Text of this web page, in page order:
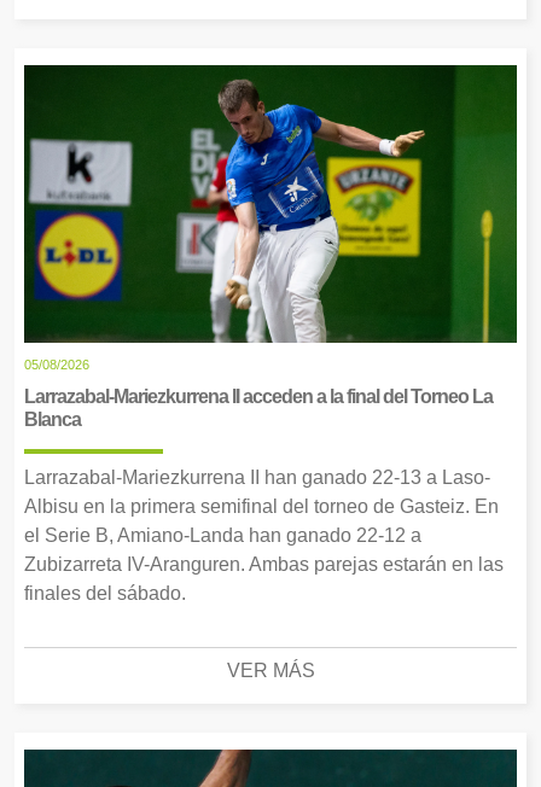
05/08/2026
Larrazabal-Mariezkurrena II acceden a la final del Torneo La
Blanca
Larrazabal-Mariezkurrena II han ganado 22-13 a Laso-
Albisu en la primera semifinal del torneo de Gasteiz. En
el Serie B, Amiano-Landa han ganado 22-12 a
Zubizarreta IV-Aranguren. Ambas parejas estarán en las
finales del sábado.
VER MÁS